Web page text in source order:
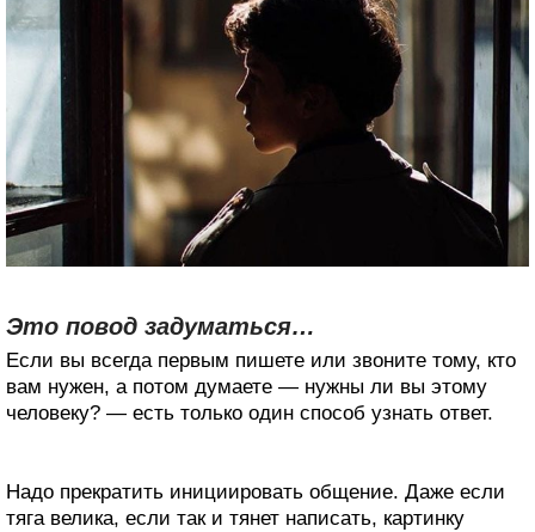
Это повод задуматься…
Если вы всегда первым пишете или звоните тому, кто
вам нужен, а потом думаете — нужны ли вы этому
человеку? — есть только один способ узнать ответ.
Надо прекратить инициировать общение. Даже если
тяга велика, если так и тянет написать, картинку